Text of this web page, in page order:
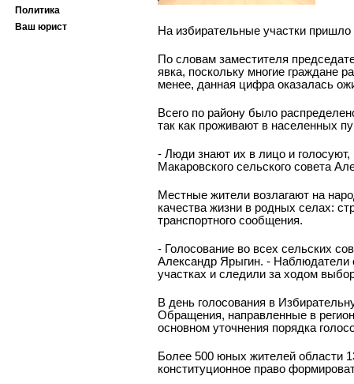
На избирательные участки
По словам заместителя
явка, поскольку многие граждане
менее, данная цифра оказалась
Всего по району было
так как проживают в населенных
- Люди знают их в лицо и
Макаровского сельского совета
Местные жители возлагают на
качества жизни в родных селах:
транспортного сообщения.
- Голосование во всех сельских
Александр Ярыгин. - Наблюдатели
участках и следили за ходом
В день голосования в
Обращения, направленные в
основном уточнения порядка
Более 500 юных жителей области
конституционное право
Политика
Ваш юрист